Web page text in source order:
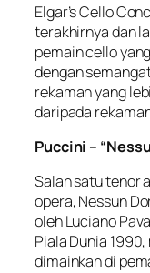
Elgar’s Cello
terakhirnya dan
pemain cello
dengan
rekaman yang
daripada
Puccini –
Salah satu tenor
opera, Nessun
oleh Luciano
Piala Dunia
dimainkan di